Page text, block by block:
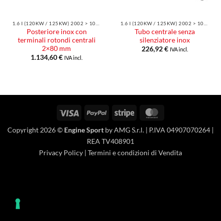
Posteriore inox con
terminali rotondi centrali
2×80 mm
1.134,60€ IVA incl.
Tubo centrale senza
silenziatore inox
226,92€ IVA incl.
Visa PayPal Stripe
Copyright 2026 © Engine Sport by AMG S.r.l. | P.IVA 04907070264 |
REA TV408901
Privacy Policy | Termini e condizioni di Vendita